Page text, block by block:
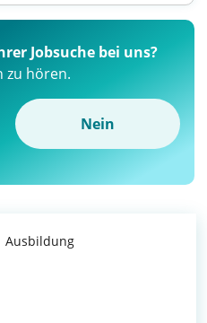
Jobsuche bei uns?
zu hören.
Nein
Ausbildung